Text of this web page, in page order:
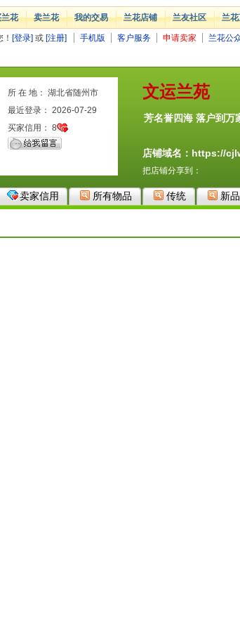
花 卖兰花 我的交易 兰花店铺 兰友社区 兰
[登录] 或 [注册] 手机版 客户服务 申请卖家 兰花公
文运兰苑
芳名誉四海 落户到万
店铺域名：https://
把店铺分享到：
所 在 地： 湖北省随州市
最近登录： 2026-07-29
买家信用： 8
卖家信用 所有物品 传统 新品